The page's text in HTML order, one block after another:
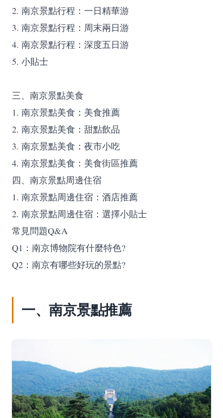
2. 南京景點行程：一日精華游
3. 南京景點行程：周末兩日游
4. 南京景點行程：深度五日游
5. 小貼士
三、南京景點美食
1. 南京景點美食：美食推薦
2. 南京景點美食：甜點飲品
3. 南京景點美食：夜市小吃
4. 南京景點美食：美食街區推薦
四、南京景點周邊住宿
1. 南京景點周邊住宿：酒店推薦
2. 南京景點周邊住宿：選擇小貼士
常見問題Q&A
Q1：南京博物院有什麼特色?
Q2：南京有哪些好玩的景點?
一、南京景點推薦